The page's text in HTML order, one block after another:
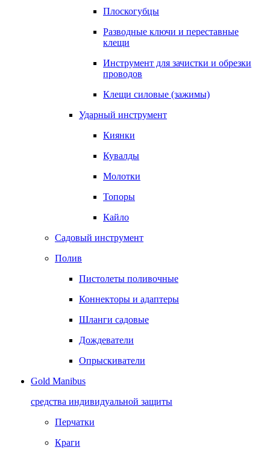
Плоскогубцы
Разводные ключи и переставные
клещи
Инструмент для зачистки и обрезки
проводов
Клещи силовые (зажимы)
Ударный инструмент
Киянки
Кувалды
Молотки
Топоры
Кайло
Садовый инструмент
Полив
Пистолеты поливочные
Коннекторы и адаптеры
Шланги садовые
Дождеватели
Опрыскиватели
Gold Manibus
средства индивидуальной защиты
Перчатки
Краги